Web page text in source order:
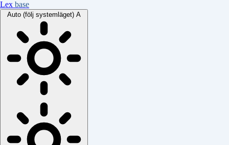
Lex base
Auto (följ systemläget) A